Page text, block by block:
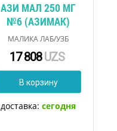
АЗИ МАЛ 250 МГ
№6 (АЗИМАК)
МАЛИКА ЛАБ/УЗБ
17 808UZS
В корзину
доставка:сегодня